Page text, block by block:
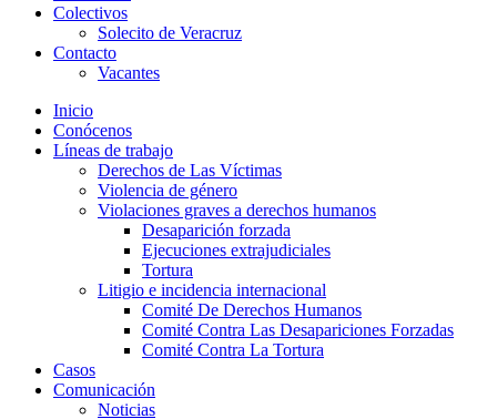
Colectivos
Solecito de Veracruz
Contacto
Vacantes
Inicio
Conócenos
Líneas de trabajo
Derechos de Las Víctimas
Violencia de género
Violaciones graves a derechos humanos
Desaparición forzada​
Ejecuciones extrajudiciales
Tortura
Litigio e incidencia internacional
Comité De Derechos Humanos​
Comité Contra Las Desapariciones Forzadas
Comité Contra La Tortura​
Casos
Comunicación
Noticias